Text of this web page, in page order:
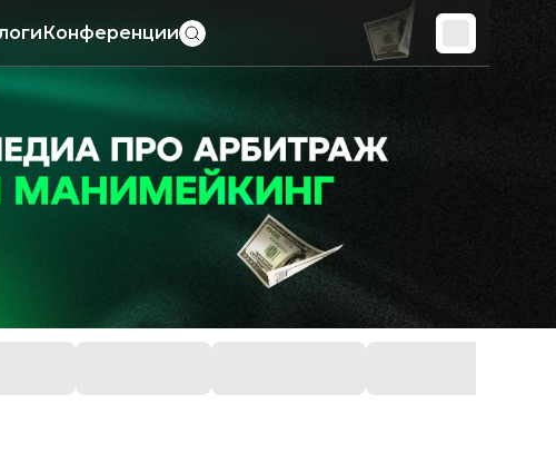
Конференции